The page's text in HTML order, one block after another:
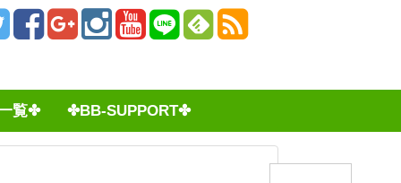
覧✤ ✤BB-SUPPORT✤